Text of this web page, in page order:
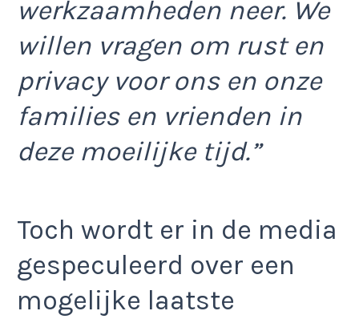
werkzaamheden neer. We
willen vragen om rust en
privacy voor ons en onze
families en vrienden in
deze moeilijke tijd.”
Toch wordt er in de media
gespeculeerd over een
mogelijke laatste